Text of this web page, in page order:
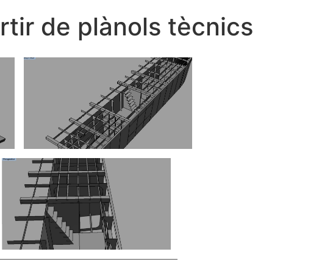
de plànols tècnics